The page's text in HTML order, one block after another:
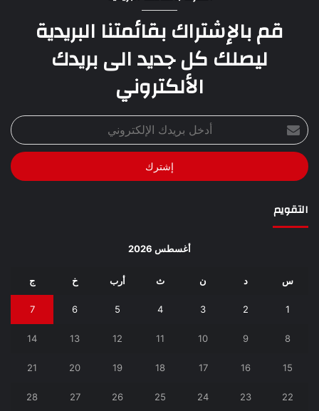
قم بالإشتراك بقائمتنا البريدية
ليصلك كل جديد الى بريدك
الألكتروني
أدخل
بريدك
الإلكتروني
التقويم
أغسطس 2026
س د ن ث أرب خ ج
1
2
3
4
5
6
7
8
9
10
11
12
13
14
15
16
17
18
19
20
21
22
23
24
25
26
27
28